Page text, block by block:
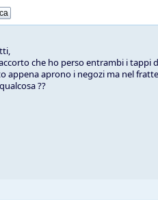
che ho perso entrambi i tappi
appena aprono i negozi ma nel
??